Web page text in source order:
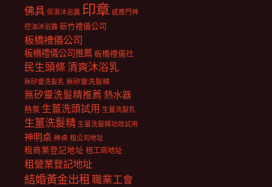
佛具 保濕沐浴露 印章 感應門神
控油沐浴露 新竹禮儀公司
板橋禮儀公司
板橋禮儀公司推薦板橋禮儀社
民生頭條清爽沐浴乳
無矽靈洗髮乳 無矽靈洗髮精
無矽靈洗髮精推薦 熱水器
熱泵 生薑洗頭試用 生薑洗髮乳
生薑洗髮精 生薑洗髮精功效試用
神明桌 神桌 租公司地址
租商業登記地址 租工商地址
租營業登記地址
結婚黃金出租職業工會